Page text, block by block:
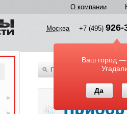
О компании
Москва +7 (495) 926-
Ваш город —
Да
По всему каталогу